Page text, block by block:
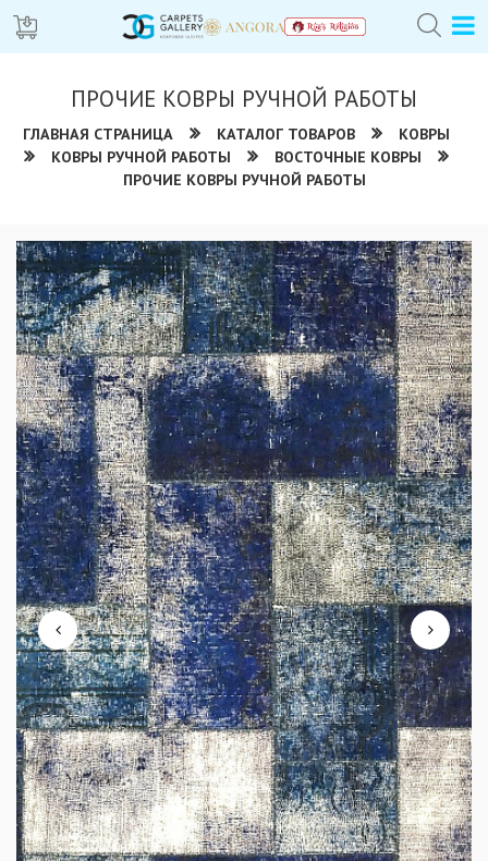
ПРОЧИЕ КОВРЫ РУЧНОЙ РАБОТЫ
ГЛАВНАЯ СТРАНИЦА КАТАЛОГ ТОВАРОВ
КОВРЫ
КОВРЫ РУЧНОЙ РАБОТЫ
ВОСТОЧНЫЕ КОВРЫ
ПРОЧИЕ КОВРЫ РУЧНОЙ РАБОТЫ